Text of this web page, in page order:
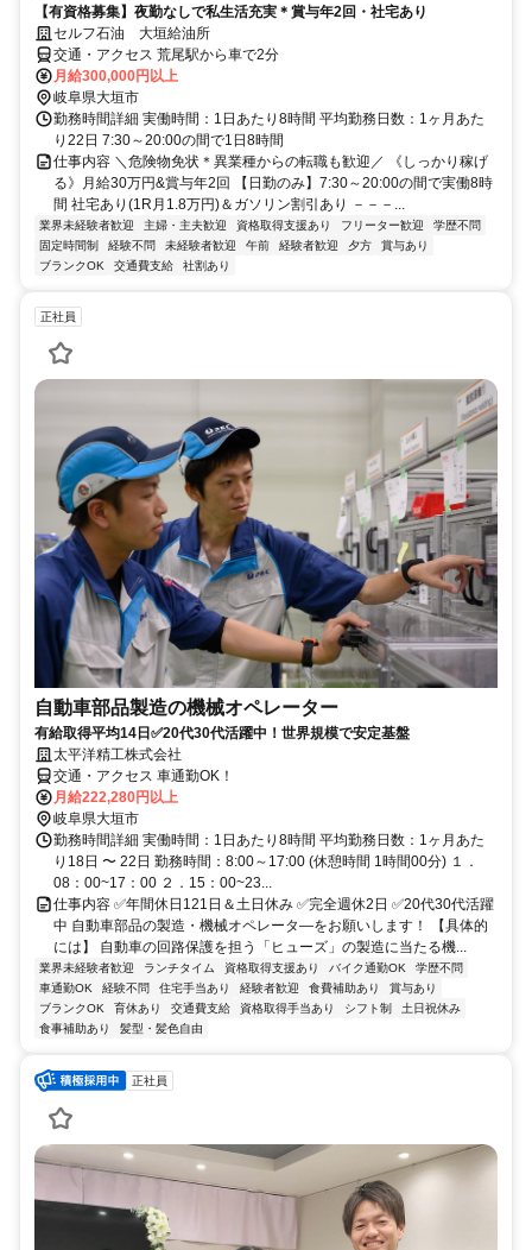
【有資格募集】夜勤なしで私生活充実＊賞与年2回・社宅あり
セルフ石油 大垣給油所
交通・アクセス 荒尾駅から車で2分
月給300,000円以上
岐阜県大垣市
勤務時間詳細 実働時間：1日あたり8時間 平均勤務日数：1ヶ月あた
り22日 7:30～20:00の間で1日8時間
仕事内容 ＼危険物免状＊異業種からの転職も歓迎／ 《しっかり稼げ
る》月給30万円&賞与年2回 【日勤のみ】7:30～20:00の間で実働8時
間 社宅あり(1R月1.8万円)＆ガソリン割引あり －－－...
業界未経験者歓迎 主婦・主夫歓迎 資格取得支援あり フリーター歓迎
学歴不問
固定時間制
経験不問 未経験者歓迎 午前 経験者歓迎 夕方
賞与あり
ブランクOK
交通費支給 社割あり
正社員
自動車部品製造の機械オペレーター
有給取得平均14日✅20代30代活躍中！世界規模で安定基盤
太平洋精工株式会社
交通・アクセス 車通勤OK！
月給222,280円以上
岐阜県大垣市
勤務時間詳細 実働時間：1日あたり8時間 平均勤務日数：1ヶ月あた
り18日 〜 22日 勤務時間：8:00～17:00 (休憩時間 1時間00分) １．
08：00~17：00 ２．15：00~23...
仕事内容 ✅年間休日121日＆土日休み ✅完全週休2日 ✅20代30代活躍
中 自動車部品の製造・機械オペレータ―をお願いします！ 【具体的
には】 自動車の回路保護を担う「ヒューズ」の製造に当たる機...
業界未経験者歓迎 ランチタイム 資格取得支援あり バイク通勤OK
学歴不問
車通勤OK
経験不問 住宅手当あり 経験者歓迎 食費補助あり
賞与あり
ブランクOK
育休あり 交通費支給 資格取得手当あり シフト制
土日祝休み
食事補助あり
髪型・髪色自由
正社員